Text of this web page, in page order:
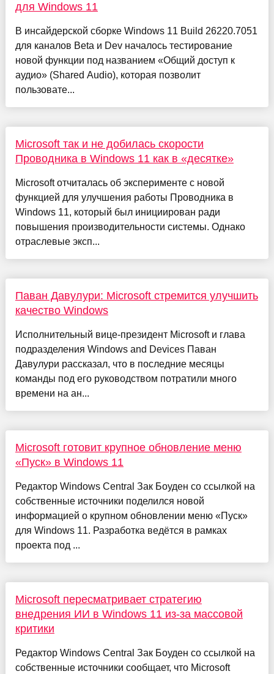
для Windows 11
В инсайдерской сборке Windows 11 Build 26220.7051
для каналов Beta и Dev началось тестирование
новой функции под названием «Общий доступ к
аудио» (Shared Audio), которая позволит
пользовате...
Microsoft так и не добилась скорости
Проводника в Windows 11 как в «десятке»
Microsoft отчиталась об эксперименте с новой
функцией для улучшения работы Проводника в
Windows 11, который был инициирован ради
повышения производительности системы. Однако
отраслевые эксп...
Паван Давулури: Microsoft стремится улучшить
качество Windows
Исполнительный вице-президент Microsoft и глава
подразделения Windows and Devices Паван
Давулури рассказал, что в последние месяцы
команды под его руководством потратили много
времени на ан...
Microsoft готовит крупное обновление меню
«Пуск» в Windows 11
Редактор Windows Central Зак Боуден со ссылкой на
собственные источники поделился новой
информацией о крупном обновлении меню «Пуск»
для Windows 11. Разработка ведётся в рамках
проекта под ...
Microsoft пересматривает стратегию
внедрения ИИ в Windows 11 из-за массовой
критики
Редактор Windows Central Зак Боуден со ссылкой на
собственные источники сообщает, что Microsoft